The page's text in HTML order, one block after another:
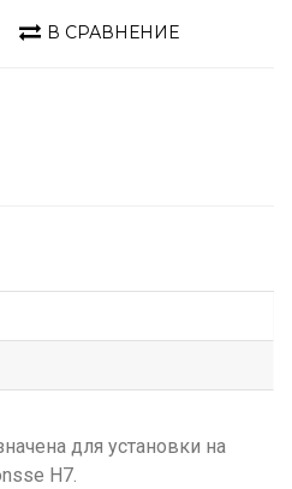
В СРАВНЕНИЕ
для установки на
H7.